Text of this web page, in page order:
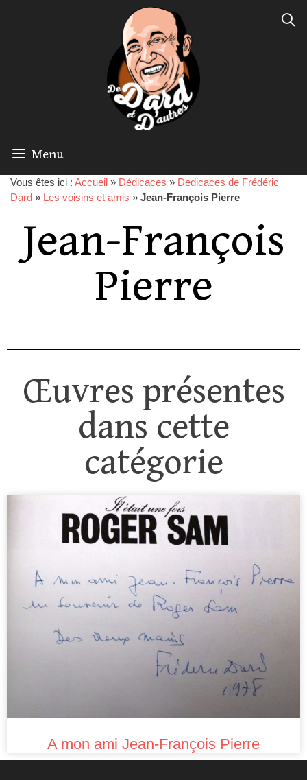
Menu
Vous êtes ici : Accueil » Dédicaces » Dedicaces de Frédéric
Dard » Les voisins et amis » Jean-François Pierre
Jean-François
Pierre
Œuvres présentes
dans cette
catégorie
A mon ami Jean-François Pierre